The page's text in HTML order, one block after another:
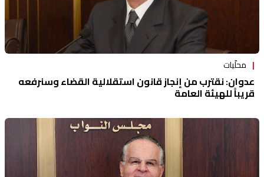
محلّيات
عدوان: نقترب من إنجاز قانون استقلالية القضاء وسنرفعه
قريباً للهيئة العامة